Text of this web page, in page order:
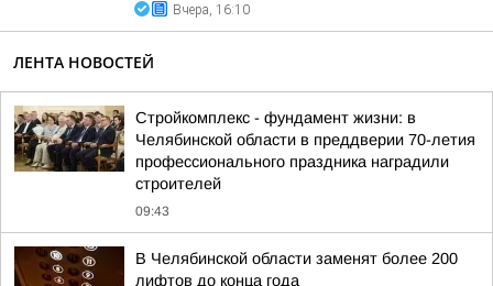
Вчера, 16:10
ЛЕНТА НОВОСТЕЙ
Стройкомплекс - фундамент жизни: в
Челябинской области в преддверии 70-летия
профессионального праздника наградили
строителей
09:43
В Челябинской области заменят более 200
лифтов до конца года